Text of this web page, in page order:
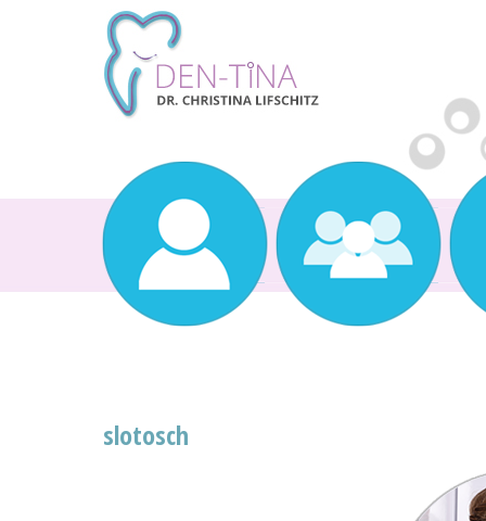
slotosch